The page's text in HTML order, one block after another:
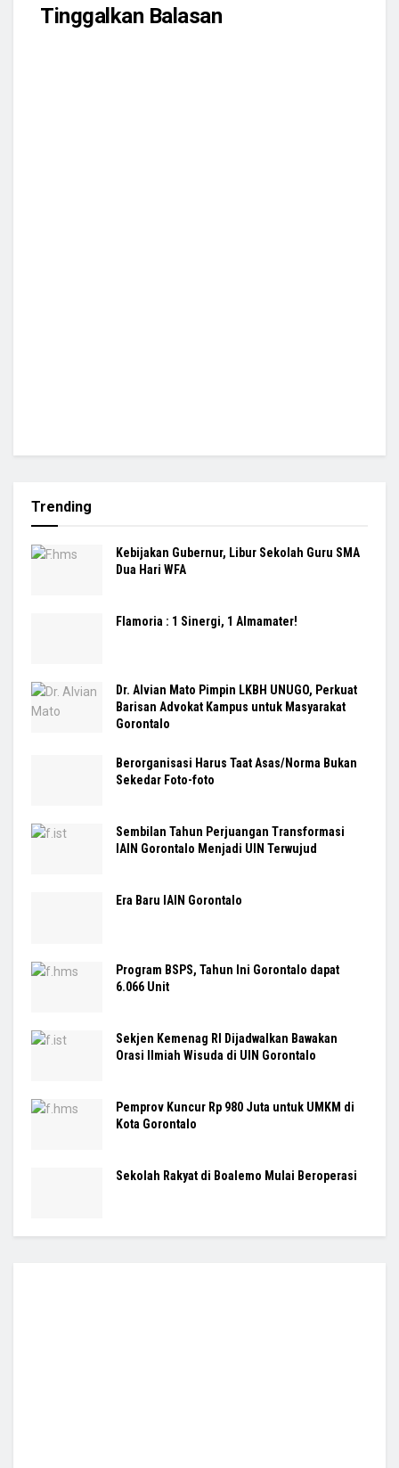
Tinggalkan Balasan
Trending
Kebijakan Gubernur, Libur Sekolah Guru SMA
Dua Hari WFA
Flamoria : 1 Sinergi, 1 Almamater!
Dr. Alvian Mato Pimpin LKBH UNUGO, Perkuat
Barisan Advokat Kampus untuk Masyarakat
Gorontalo
Berorganisasi Harus Taat Asas/Norma Bukan
Sekedar Foto-foto
Sembilan Tahun Perjuangan Transformasi
IAIN Gorontalo Menjadi UIN Terwujud
Era Baru IAIN Gorontalo
Program BSPS, Tahun Ini Gorontalo dapat
6.066 Unit
Sekjen Kemenag RI Dijadwalkan Bawakan
Orasi Ilmiah Wisuda di UIN Gorontalo
Pemprov Kuncur Rp 980 Juta untuk UMKM di
Kota Gorontalo
Sekolah Rakyat di Boalemo Mulai Beroperasi